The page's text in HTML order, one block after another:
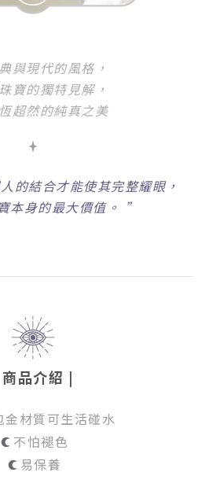
與現代的風格，
寶的獨特見解，
超然的純真之美
的結合才能使其完整耀眼，
本身的最大價值。 ”
品介紹 |
金材質可生活碰水
不怕褪色
易保養